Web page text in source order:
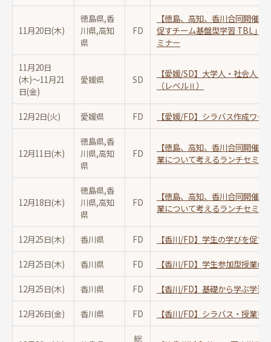
11月20日(木)
徳島県,香
川県,高知
県
FD
【徳島、高知、香川合同開催/
促すチーム基盤型学習 TBL」
ミナー
11月20日
(木)〜11月21
日(金)
愛媛県 SD
【愛媛/SD】大学人・社会人
（レベルⅡ）
12月2日(火) 愛媛県 FD 【愛媛/FD】シラバス作成ワー
12月11日(木)
徳島県,香
川県,高知
県
FD
【徳島、高知、香川合同開催/
業について考えるランチセミナ
12月18日(木)
徳島県,香
川県,高知
県
FD
【徳島、高知、香川合同開催/
業について考えるランチセミナ
12月25日(木) 香川県 FD 【香川/FD】学生の学びを促す
12月25日(木) 香川県 FD 【香川/FD】学生参加型授業の
12月25日(木) 香川県 FD 【香川/FD】基礎から学ぶ学習
12月26日(金) 香川県 FD 【香川/FD】シラバス・授業を
総